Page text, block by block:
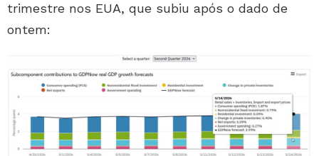
trimestre nos EUA, que subiu após o dado de
ontem: